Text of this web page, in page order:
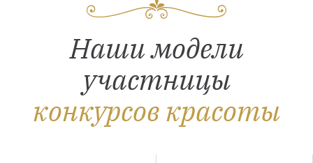
Наши модели
участницы
конкурсов красоты